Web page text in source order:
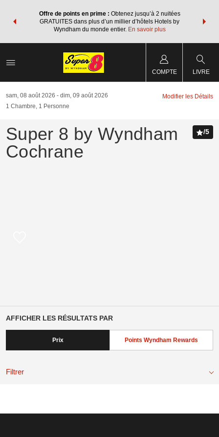
points
forfait.
Offre de points en prime : Obtenez jusqu’à 2 nuitées
GRATUITES dans plus d’un millier d’hôtels Hotels by
Wyndham du monde entier. En savoir plus
forfaits
COMPTE LIVRE
sam, 08 août 2026
dim, 09 août 2026
1 Chambre, 1 Personne
Modifier les Détails
Super 8 by Wyndham
Cochrane
/5
AFFICHER LES RÉSULTATS PAR
Prix Points Wyndham Rewards
Filtrer